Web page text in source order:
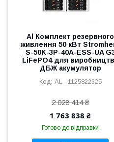
Al Комплект резервного
живлення 50 кВт
S-50K-3Р-40А-ESS-UA
LiFePO4 для
ДБЖ акумулятор
AL _1125822325
2 028 414 ₴
1 763 838 ₴
Готово до відправки